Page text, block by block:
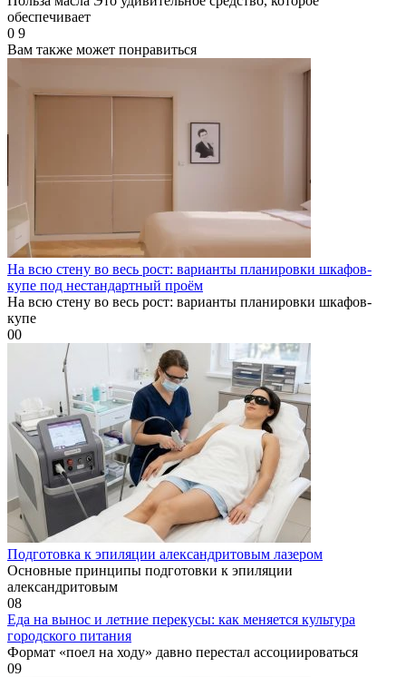
обеспечивает
0 9
Вам также может понравиться
На всю стену во весь рост: варианты планировки шкафов-
купе под нестандартный проём
На всю стену во весь рост: варианты планировки шкафов-
купе
00
Подготовка к эпиляции александритовым лазером
Основные принципы подготовки к эпиляции
александритовым
08
Еда на вынос и летние перекусы: как меняется культура
городского питания
Формат «поел на ходу» давно перестал ассоциироваться
09